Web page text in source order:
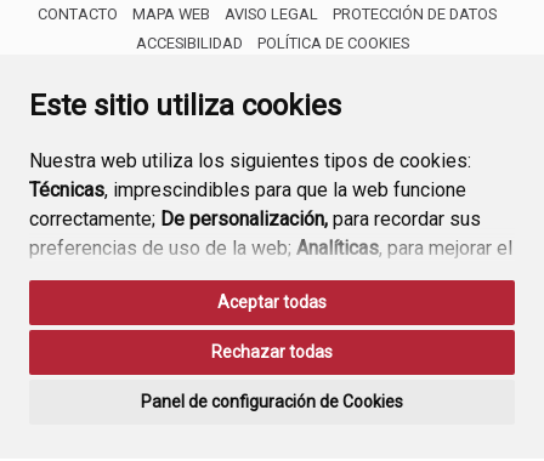
Este sitio utiliza cookies
Nuestra web utiliza los siguientes tipos de cookies:
Técnicas, imprescindibles para que la web funcione
correctamente; De personalización, para recordar sus
preferencias de uso de la web; Analíticas, para mejorar el
funcionamiento de la web y sus servicios.
Si acepta pulsando el botón“Aceptar todas”
consideramos que acepta su uso. Si pulsa el botón
ninguna acción, se guardarán las cookies técnicas
Aceptar todas
Rechazar todas
Panel de configuración de Cookies
CONTACTO MAPA WEB AVISO LEGAL
PROTECCIÓN DE DATOS
ACCESIBILIDAD
POLÍTICA DE COOKIES